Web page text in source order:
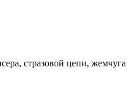
стразовой цепи, жемчуга